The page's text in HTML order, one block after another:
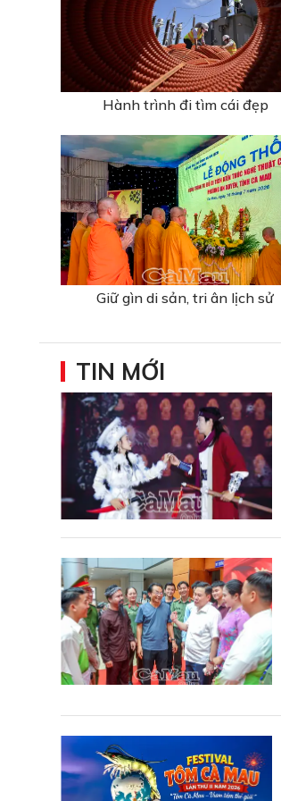
Hành trình đi tìm cái đẹp
Giữ gìn di sản, tri ân lịch sử
TIN MỚI